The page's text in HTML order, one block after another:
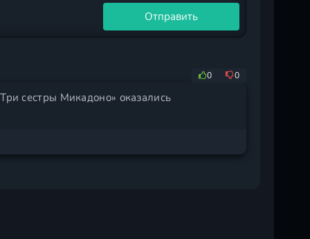
Отправить
0 0
сестры Микадоно» оказались